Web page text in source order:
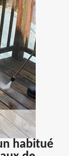
habitué